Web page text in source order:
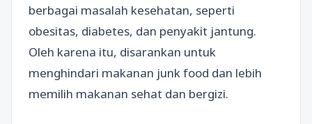
berbagai masalah kesehatan, seperti
obesitas, diabetes, dan penyakit jantung.
Oleh karena itu, disarankan untuk
menghindari makanan junk food dan lebih
memilih makanan sehat dan bergizi.